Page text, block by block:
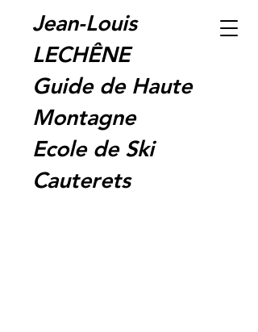
Jean-Louis
LECHÊNE
Guide de Haute
Montagne
Ecole de Ski
Cauterets